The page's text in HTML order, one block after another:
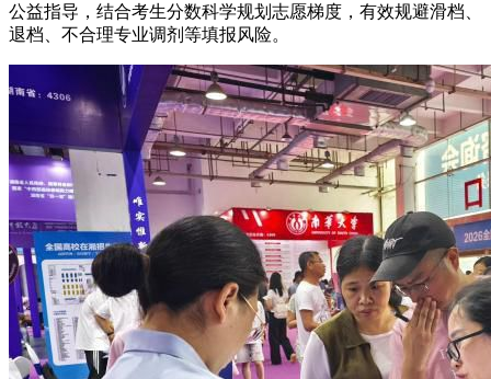
公益指导，结合考生分数科学规划志愿梯度，有效规避滑档、
退档、不合理专业调剂等填报风险。